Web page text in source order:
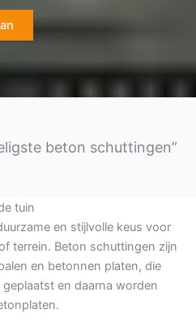
beton schuttingen”
tuin
en stijlvolle keus voor
terrein. Beton schuttingen zijn
en betonnen platen, die
en daarna worden